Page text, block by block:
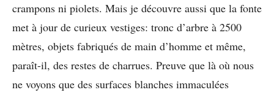
crampons ni piolets. Mais je découvre aussi que la fonte
met à jour de curieux vestiges: tronc d’arbre à 2500
mètres, objets fabriqués de main d’homme et même,
paraît-il, des restes de charrues. Preuve que là où nous
ne voyons que des surfaces blanches immaculées